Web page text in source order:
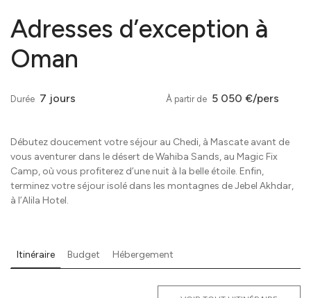
Adresses d’exception à
Oman
Durée 7 jours À partir de 5 050 €/pers
Débutez doucement votre séjour au Chedi, à Mascate avant de
vous aventurer dans le désert de Wahiba Sands, au Magic Fix
Camp, où vous profiterez d’une nuit à la belle étoile. Enfin,
terminez votre séjour isolé dans les montagnes de Jebel Akhdar,
à l’Alila Hotel.
Itinéraire Budget Hébergement